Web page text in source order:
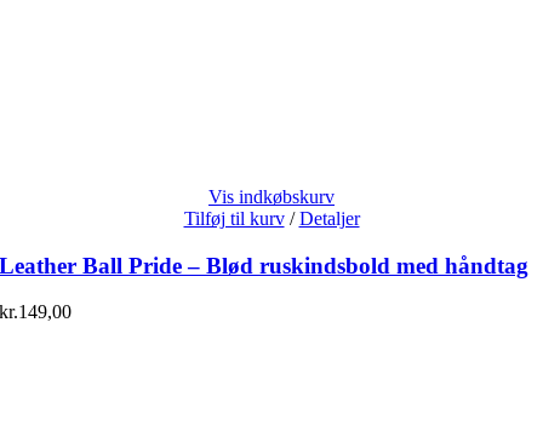
Vis indkøbskurv
Tilføj til kurv / Detaljer
Leather Ball Pride – Blød ruskindsbold med håndtag
kr.149,00